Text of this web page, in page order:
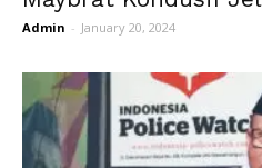
Admin - January 20, 2024